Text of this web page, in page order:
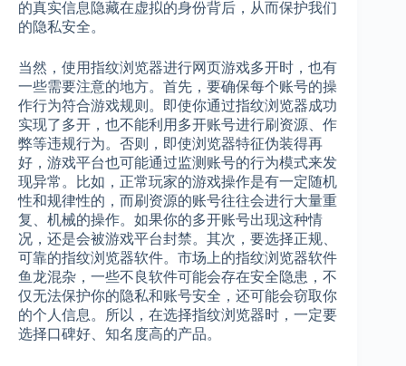
的真实信息隐藏在虚拟的身份背后，从而保护我们
的隐私安全。
当然，使用指纹浏览器进行网页游戏多开时，也有
一些需要注意的地方。首先，要确保每个账号的操
作行为符合游戏规则。即使你通过指纹浏览器成功
实现了多开，也不能利用多开账号进行刷资源、作
弊等违规行为。否则，即使浏览器特征伪装得再
好，游戏平台也可能通过监测账号的行为模式来发
现异常。比如，正常玩家的游戏操作是有一定随机
性和规律性的，而刷资源的账号往往会进行大量重
复、机械的操作。如果你的多开账号出现这种情
况，还是会被游戏平台封禁。其次，要选择正规、
可靠的指纹浏览器软件。市场上的指纹浏览器软件
鱼龙混杂，一些不良软件可能会存在安全隐患，不
仅无法保护你的隐私和账号安全，还可能会窃取你
的个人信息。所以，在选择指纹浏览器时，一定要
选择口碑好、知名度高的产品。